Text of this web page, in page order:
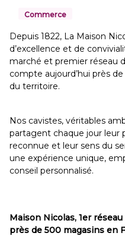
Commerce
Depuis 1822, La Maison
d’excellence et de
marché et premier réseau
compte aujourd’hui près
du territoire.
Nos cavistes, véritables
partagent chaque jour leur
reconnue et leur sens du
une expérience unique,
conseil personnalisé.
Maison Nicolas, 1er
près de 500 magasins en